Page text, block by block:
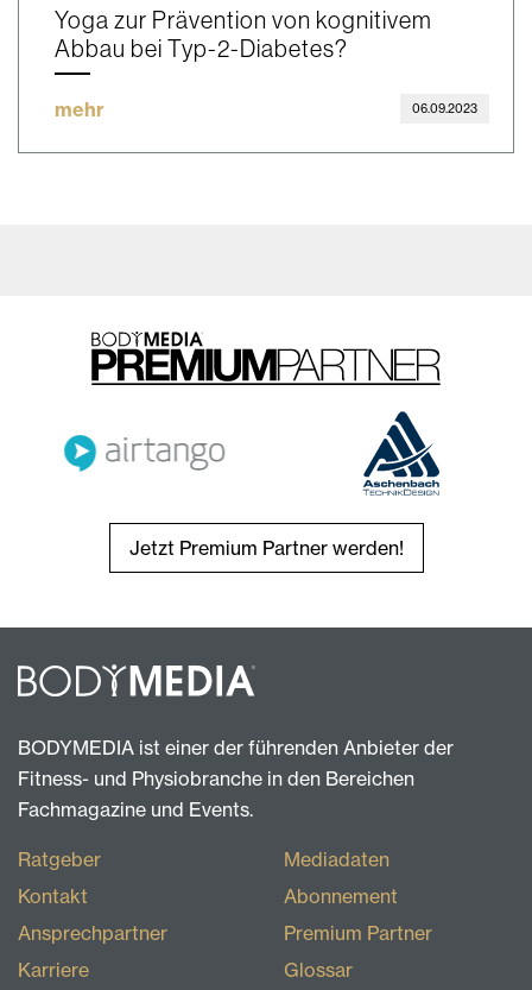
Yoga zur Prävention von kognitivem
Abbau bei Typ-2-Diabetes?
mehr 06.09.2023
Jetzt Premium Partner werden!
BODYMEDIA ist einer der führenden Anbieter der
Fitness- und Physiobranche in den Bereichen
Fachmagazine und Events.
Ratgeber
Kontakt
Ansprechpartner
Karriere
Mediadaten
Abonnement
Premium Partner
Glossar